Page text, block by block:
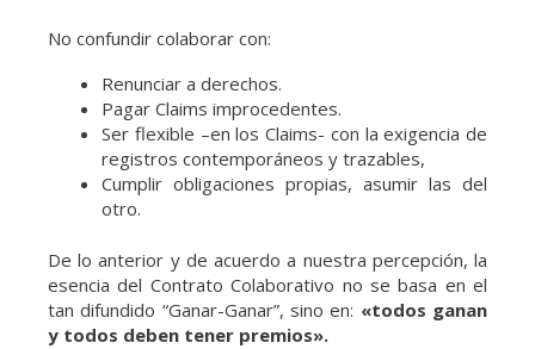
No confundir colaborar con:
Renunciar a derechos.
Pagar Claims improcedentes.
Ser flexible –en los Claims- con la exigencia de
registros contemporáneos y trazables,
Cumplir obligaciones propias, asumir las del
otro.
De lo anterior y de acuerdo a nuestra percepción, la
esencia del Contrato Colaborativo no se basa en el
tan difundido “Ganar-Ganar”, sino en: «todos ganan
y todos deben tener premios».